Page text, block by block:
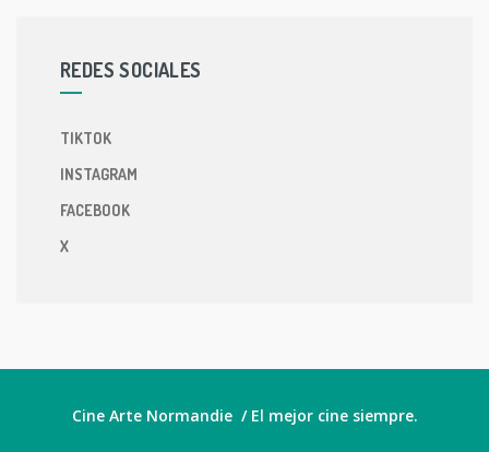
REDES SOCIALES
TIKTOK
INSTAGRAM
FACEBOOK
X
Cine Arte Normandie / El mejor cine siempre.